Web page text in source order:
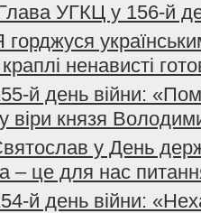
УГКЦ у 156-й
ненависті
й день війни:
віри князя
у День
це для нас
й день війни: